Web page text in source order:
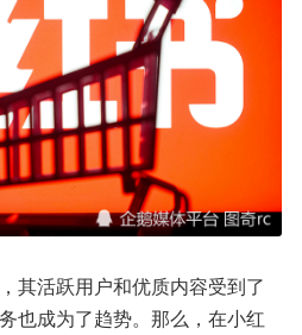
其活跃用户和优质内容受到了
也成为了趋势。那么，在小红